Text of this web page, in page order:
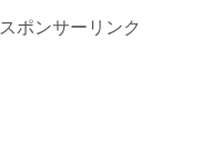
スポンサーリンク